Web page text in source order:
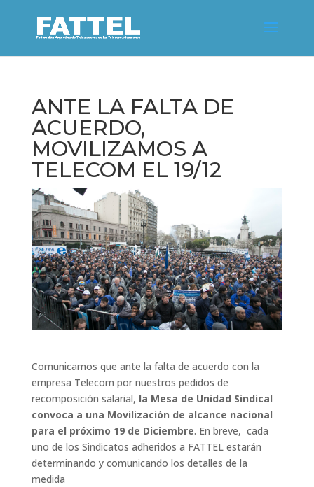
ANTE LA FALTA DE
ACUERDO,
MOVILIZAMOS A
TELECOM EL 19/12
Comunicamos que ante la falta de acuerdo con la
empresa Telecom por nuestros pedidos de
recomposición salarial, la Mesa de Unidad Sindical
convoca a una Movilización de alcance nacional
para el próximo 19 de Diciembre. En breve, cada
uno de los Sindicatos adheridos a FATTEL estarán
determinando y comunicando los detalles de la
medida